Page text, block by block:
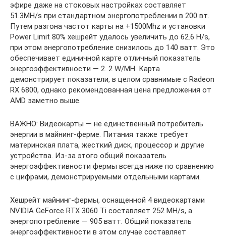
эфире даже на стоковых настройках составляет
51.3MH/s при стандартном энергопотреблении в 200 вт.
Путем разгона частот карты на +1500Mhz и установки
Power Limit 80% хешрейт удалось увеличить до 62.6 H/s,
при этом энергопотребление снизилось до 140 ватт. Это
обеспечивает единичной карте отличный показатель
энергоэффективности — 2. 2 W/MH. Карта
демонстрирует показатели, в целом сравнимые с Radeon
RX 6800, однако рекомендованная цена предложения от
AMD заметно выше.
ВАЖНО: Видеокарты — не единственный потребитель
энергии в майнинг-ферме. Питания также требует
материнская плата, жесткий диск, процессор и другие
устройства. Из-за этого общий показатель
энергоэффективности фермы всегда ниже по сравнению
с цифрами, демонстрируемыми отдельными картами.
Хешрейт майнинг-фермы, оснащенной 4 видеокартами
NVIDIA GeForce RTX 3060 Ti составляет 252 MH/s, а
энергопотребление — 905 ватт. Общий показатель
энергоэффективности в этом случае составляет